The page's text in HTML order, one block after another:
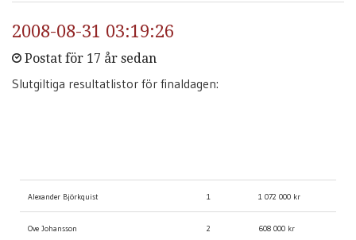
2008-08-31 03:19:26
Postat för 17 år sedan
Slutgiltiga resultatlistor för finaldagen:
Alexander Björkquist 1 1 072 000 kr
Ove Johansson 2 608 000 kr